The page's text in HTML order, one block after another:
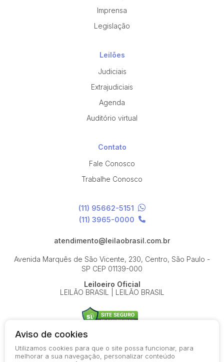
Imprensa
Legislação
Leilões
Judiciais
Extrajudiciais
Agenda
Auditório virtual
Contato
Fale Conosco
Trabalhe Conosco
(11) 95662-5151
(11) 3965-0000
atendimento@leilaobrasil.com.br
Avenida Marquês de São Vicente, 230, Centro, São Paulo -
SP CEP 01139-000
Leiloeiro Oficial
LEILÃO BRASIL | LEILÃO BRASIL
© 2026-present - Todos os direitos reservados
Aviso de cookies
Utilizamos cookies para que o site possa funcionar, para
melhorar a sua navegação, personalizar conteúdo